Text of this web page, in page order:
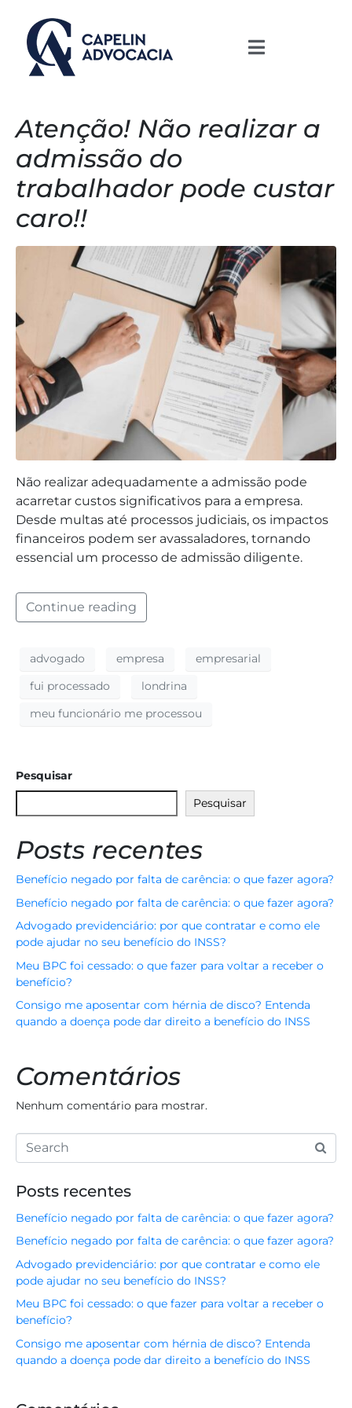
Atenção! Não realizar a
admissão do
trabalhador pode custar
caro!!
Não realizar adequadamente a admissão pode
acarretar custos significativos para a empresa.
Desde multas até processos judiciais, os impactos
financeiros podem ser avassaladores, tornando
essencial um processo de admissão diligente.
Continue reading
advogado empresa
empresarial
fui processado
londrina
meu funcionário me processou
Pesquisar
Pesquisar
Posts recentes
Benefício negado por falta de carência: o que fazer agora?
Benefício negado por falta de carência: o que fazer agora?
Advogado previdenciário: por que contratar e como ele
pode ajudar no seu benefício do INSS?
Meu BPC foi cessado: o que fazer para voltar a receber o
benefício?
Consigo me aposentar com hérnia de disco? Entenda
quando a doença pode dar direito a benefício do INSS
Comentários
Nenhum comentário para mostrar.
Posts recentes
Benefício negado por falta de carência: o que fazer agora?
Benefício negado por falta de carência: o que fazer agora?
Advogado previdenciário: por que contratar e como ele
pode ajudar no seu benefício do INSS?
Meu BPC foi cessado: o que fazer para voltar a receber o
benefício?
Consigo me aposentar com hérnia de disco? Entenda
quando a doença pode dar direito a benefício do INSS